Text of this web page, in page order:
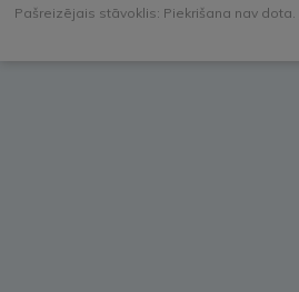
Pašreizējais stāvoklis: Piekrišana nav dota.